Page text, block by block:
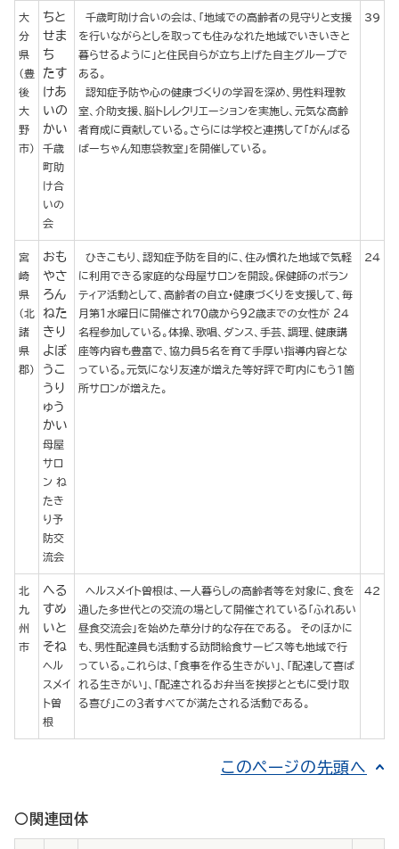
大
分
県
（豊
後
大
野
市）
ちと
せま
ち
たす
けあ
いの
かい
千歳
町助
け合
いの
会
千歳町助け合いの会は、「地域での高齢者の見守りと支援
を行いながらとしを取っても住みなれた地域でいきいきと
暮らせるように」と住民自らが立ち上げた自主グループで
ある。
認知症予防や心の健康づくりの学習を深め、男性料理教
室、介助支援、脳トレレクリエーションを実施し、元気な高齢
者育成に貢献している。さらには学校と連携して「がんばる
ばーちゃん知恵袋教室」を開催している。
39
宮
崎
県
（北
諸
県
郡）
おも
やさ
ろん
ねた
きり
よぼ
うこ
うり
ゅう
かい
母屋
サロ
ン ね
たき
り予
防交
流会
ひきこもり、認知症予防を目的に、住み慣れた地域で気軽
に利用できる家庭的な母屋サロンを開設。保健師のボラン
ティア活動として、高齢者の自立・健康づくりを支援して、毎
月第１水曜日に開催され７０歳から９２歳までの女性が ２４
名程参加している。体操、歌唱、ダンス、手芸、調理、健康講
座等内容も豊富で、協力員５名を育て手厚い指導内容とな
っている。元気になり友達が増えた等好評で町内にもう1箇
所サロンが増えた。
24
北
九
州
市
へる
すめ
いと
そね
ヘル
スメイ
ト曽
根
ヘルスメイト曽根は、一人暮らしの高齢者等を対象に、食を
通した多世代との交流の場として開催されている「ふれあい
昼食交流会」を始めた草分け的な存在である。 そのほかに
も、男性配達員も活動する訪問給食サービス等も地域で行
っている。これらは、「食事を作る生きがい」、「配達して喜ば
れる生きがい」、「配達されるお弁当を挨拶とともに受け取
る喜び」この３者すべてが満たされる活動である。
42
このページの先頭へ
○関連団体